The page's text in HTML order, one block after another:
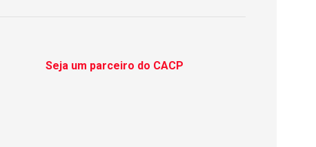
Seja um parceiro do CACP